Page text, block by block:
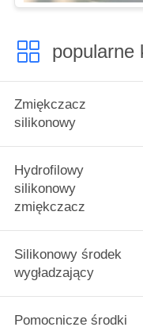
popularne
Zmiękczacz
silikonowy
Hydrofilowy
silikonowy
zmiękczacz
Silikonowy środek
wygładzający
Pomocnicze środki